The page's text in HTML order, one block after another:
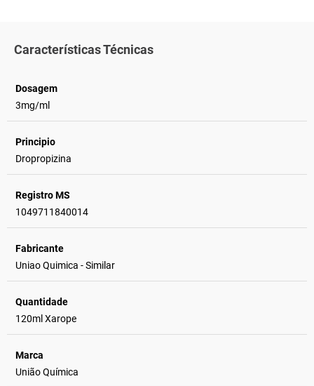
Características Técnicas
Dosagem
3mg/ml
Principio
Dropropizina
Registro MS
1049711840014
Fabricante
Uniao Quimica - Similar
Quantidade
120ml Xarope
Marca
União Química